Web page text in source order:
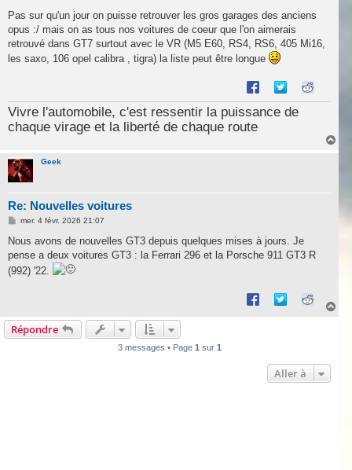
s
a
g
Pas sur qu'un jour on puisse retrouver les gros garages des anciens
opus :/ mais on as tous nos voitures de coeur que l'on aimerais
retrouvé dans GT7 surtout avec le VR (M5 E60, RS4, RS6, 405 Mi16,
les saxo, 106 opel calibra , tigra) la liste peut être longue
Vivre l'automobile, c'est ressentir la puissance de
chaque virage et la liberté de chaque route
Geek
Re: Nouvelles voitures
M
s
a
g
e
mer. 4 févr. 2026 21:07
Nous avons de nouvelles GT3 depuis quelques mises à jours. Je
pense a deux voitures GT3 : la Ferrari 296 et la Porsche 911 GT3 R
(992) '22.
Répondre
3 messages • Page 1 sur 1
Aller à